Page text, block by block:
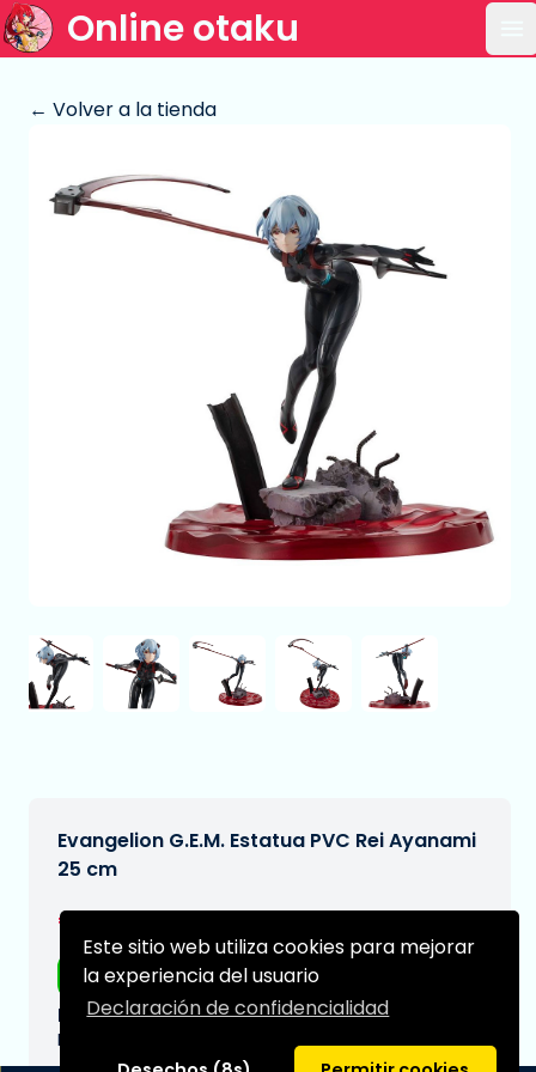
Este sitio web utiliza cookies para mejorar
la experiencia del usuario
Declaración de confidencialidad
Online otaku
← Volver a la tienda
Evangelion G.E.M. Estatua PVC Rei Ayanami
25 cm
€212,95
Envío gratis
Fecha de entrega prevista:
N/A